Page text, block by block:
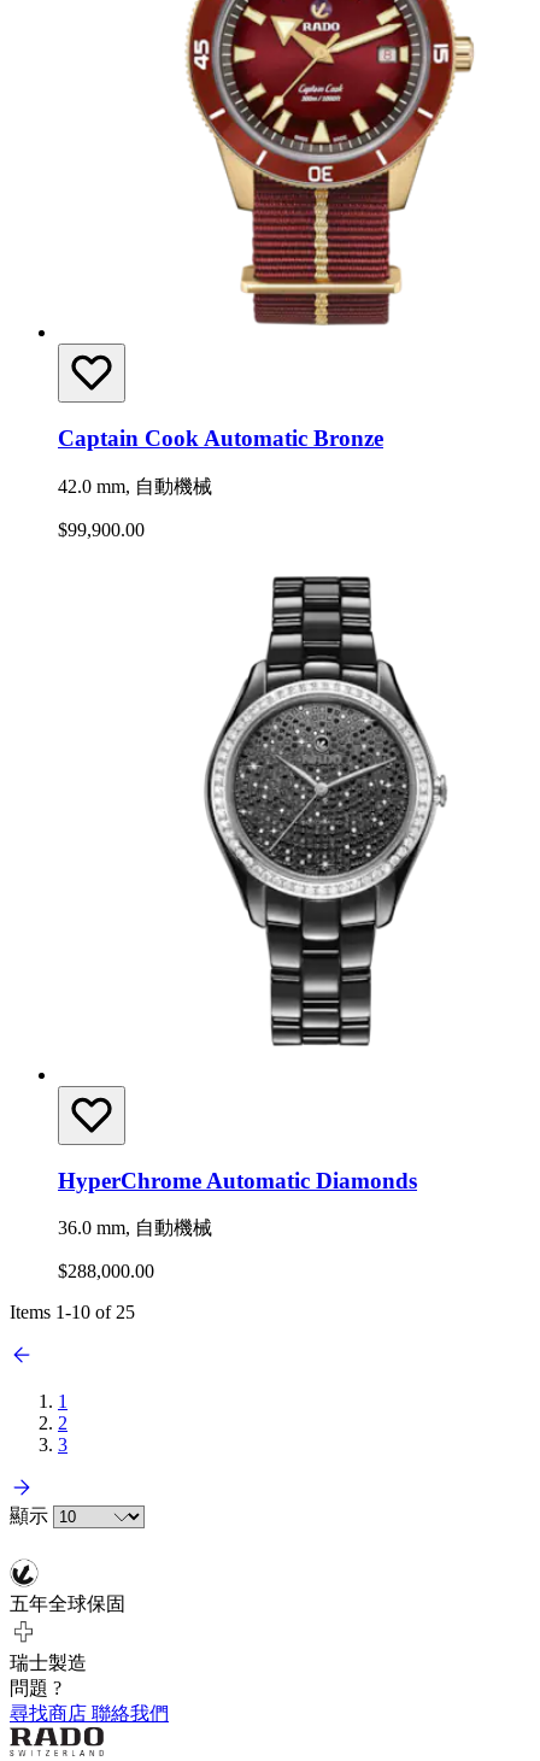
Captain Cook Automatic Bronze
42.0 mm, 自動機械
$99,900.00
HyperChrome Automatic Diamonds
36.0 mm, 自動機械
$288,000.00
Items 1-10 of 25
1
2
3
顯示
五年全球保固
瑞士製造
問題 ?
尋找商店 聯絡我們